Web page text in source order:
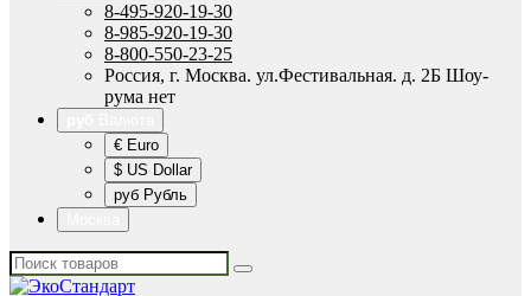
8-495-920-19-30
8-985-920-19-30
8-800-550-23-25
Россия, г. Москва. ул.Фестивальная. д. 2Б Шоу-
рума нет
€ Euro
$ US Dollar
руб Рубль